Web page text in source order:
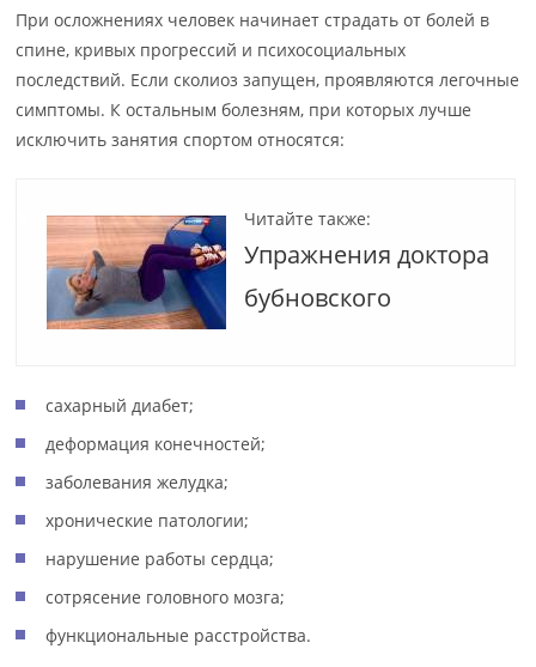
При осложнениях человек начинает страдать от болей в
спине, кривых прогрессий и психосоциальных
последствий. Если сколиоз запущен, проявляются легочные
симптомы. К остальным болезням, при которых лучше
исключить занятия спортом относятся:
Читайте также:
Упражнения доктора
бубновского
сахарный диабет;
деформация конечностей;
заболевания желудка;
хронические патологии;
нарушение работы сердца;
сотрясение головного мозга;
функциональные расстройства.